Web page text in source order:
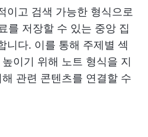
이고 검색 가능한 형식으로
를 저장할 수 있는 중앙 집
니다. 이를 통해 주제별 섹
이기 위해 노트 형식을 지
관련 콘텐츠를 연결할 수